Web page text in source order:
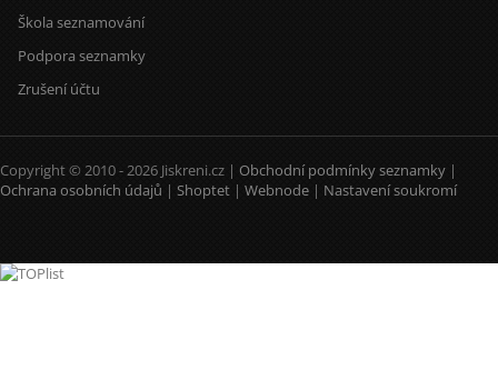
Škola seznamování
Podpora seznamky
Zrušení účtu
Copyright © 2010 - 2026 Jiskreni.cz | Obchodní podmínky seznamky |
Ochrana osobních údajů | Shoptet | Webnode | Nastavení soukromí